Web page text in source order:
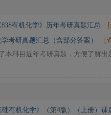
838有机化学》历年考研真题汇总
考研真题汇总（含部分答案）
[
本科目近年考研真题，方便了解
础有机化学》（第4版）（上册）